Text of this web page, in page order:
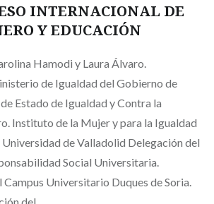
INTERNACIONAL DE
Y EDUCACIÓN
Hamodi y Laura Álvaro.
de Igualdad del Gobierno de
Estado de Igualdad y Contra la
Instituto de la Mujer y para la Igualdad
de Valladolid Delegación del
Social Universitaria.
Universitario Duques de Soria.
del…